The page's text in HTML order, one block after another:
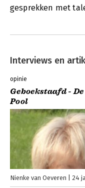
gesprekken met
Interviews en
opinie
Geboekstaafd -
Pool
Nienke van Oeveren 24